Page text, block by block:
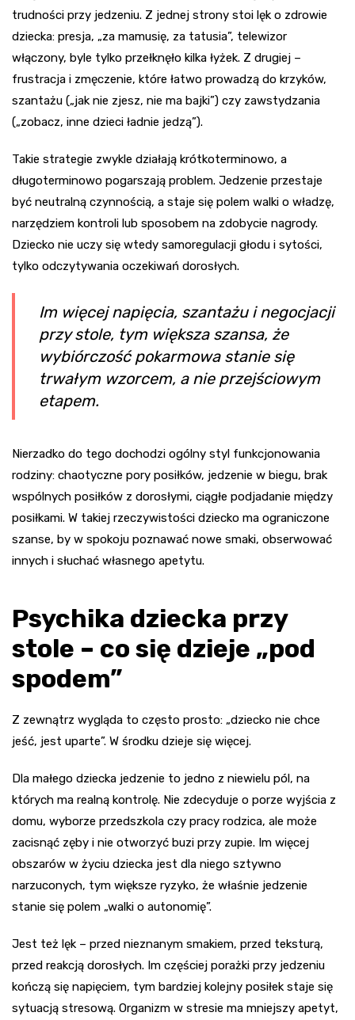
trudności przy jedzeniu. Z jednej strony stoi lęk o zdrowie
dziecka: presja, „za mamusię, za tatusia”, telewizor
włączony, byle tylko przełknęło kilka łyżek. Z drugiej –
frustracja i zmęczenie, które łatwo prowadzą do krzyków,
szantażu („jak nie zjesz, nie ma bajki”) czy zawstydzania
(„zobacz, inne dzieci ładnie jedzą”).
Takie strategie zwykle działają krótkoterminowo, a
długoterminowo pogarszają problem. Jedzenie przestaje
być neutralną czynnością, a staje się polem walki o władzę,
narzędziem kontroli lub sposobem na zdobycie nagrody.
Dziecko nie uczy się wtedy samoregulacji głodu i sytości,
tylko odczytywania oczekiwań dorosłych.
Im więcej napięcia, szantażu i negocjacji
przy stole, tym większa szansa, że
wybiórczość pokarmowa stanie się
trwałym wzorcem, a nie przejściowym
etapem.
Nierzadko do tego dochodzi ogólny styl funkcjonowania
rodziny: chaotyczne pory posiłków, jedzenie w biegu, brak
wspólnych posiłków z dorosłymi, ciągłe podjadanie między
posiłkami. W takiej rzeczywistości dziecko ma ograniczone
szanse, by w spokoju poznawać nowe smaki, obserwować
innych i słuchać własnego apetytu.
Psychika dziecka przy
stole – co się dzieje „pod
spodem”
Z zewnątrz wygląda to często prosto: „dziecko nie chce
jeść, jest uparte”. W środku dzieje się więcej.
Dla małego dziecka jedzenie to jedno z niewielu pól, na
których ma realną kontrolę. Nie zdecyduje o porze wyjścia z
domu, wyborze przedszkola czy pracy rodzica, ale może
zacisnąć zęby i nie otworzyć buzi przy zupie. Im więcej
obszarów w życiu dziecka jest dla niego sztywno
narzuconych, tym większe ryzyko, że właśnie jedzenie
stanie się polem „walki o autonomię”.
Jest też lęk – przed nieznanym smakiem, przed teksturą,
przed reakcją dorosłych. Im częściej porażki przy jedzeniu
kończą się napięciem, tym bardziej kolejny posiłek staje się
sytuacją stresową. Organizm w stresie ma mniejszy apetyt,